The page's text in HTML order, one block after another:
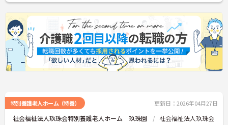
特別養護老人ホーム（特養） 更新日：2026年04月27日
社会福祉法人玖珠会特別養護老人ホーム 玖珠園 社会福祉法人玖珠会